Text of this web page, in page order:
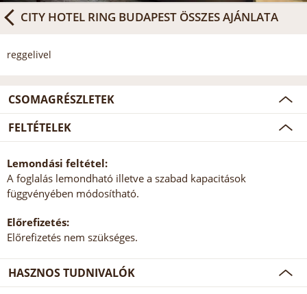
CITY HOTEL RING BUDAPEST ÖSSZES AJÁNLATA
reggelivel
CSOMAGRÉSZLETEK
FELTÉTELEK
Lemondási feltétel:
A foglalás lemondható illetve a szabad kapacitások
függvényében módosítható.
Előrefizetés:
Előrefizetés nem szükséges.
HASZNOS TUDNIVALÓK